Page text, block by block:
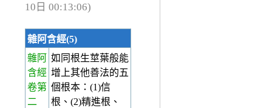
10日 00:13:06)
雜阿含經(5)
雜阿
含經
卷第
二
如同根生莖葉般能
增上其他善法的五
個根本：(1)信
根、(2)精進根、